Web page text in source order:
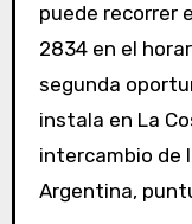
puede recorrer
2834 en el
segunda
instala en La
intercambio de
Argentina,